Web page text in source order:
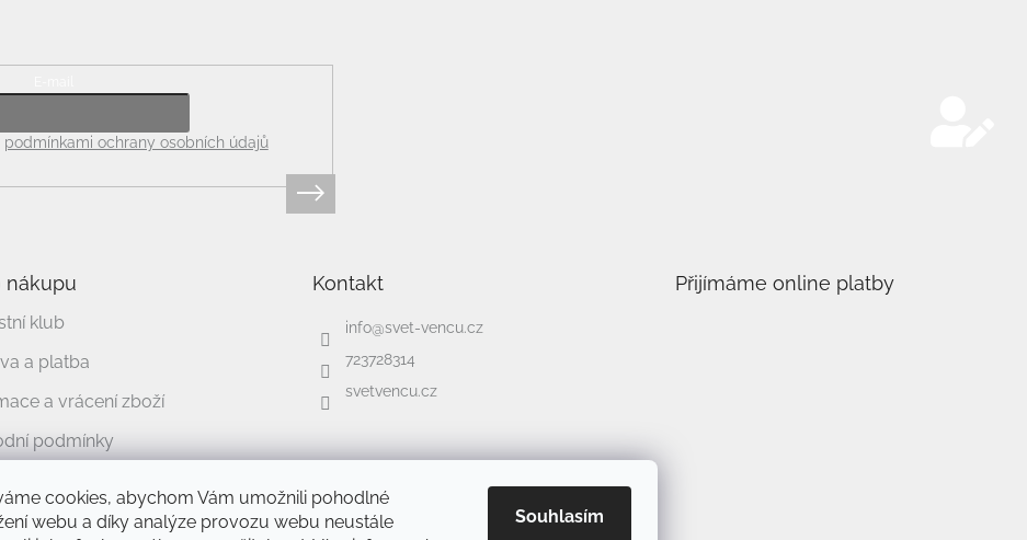
cookies, abychom Vám umožnili pohodlné
webu a díky analýze provozu webu neustále
Souhlasím
podmínkami ochrany osobních údajů
nákupu
klub
a platba
a vrácení zboží
podmínky
Kontakt
info@svet-vencu.cz
723728314
svetvencu.cz
Přijímáme online platby